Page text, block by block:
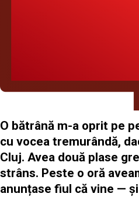
O bătrână m-a oprit pe
cu vocea tremurândă,
Cluj. Avea două plase
strâns. Peste o oră
anunțase fiul că vine —